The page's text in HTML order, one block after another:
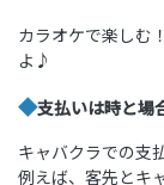
カラオケで楽しむ
よ♪
◆支払いは時と場
キャバクラでの支
例えば、客先とキ